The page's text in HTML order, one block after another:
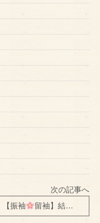
次の記事へ
【振袖
留袖】結婚式